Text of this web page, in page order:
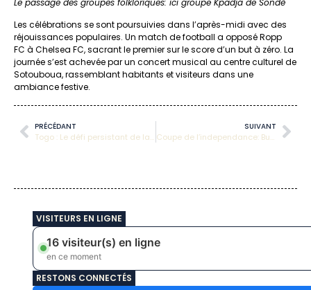
Le passage des groupes folkloriques: ici groupe Kpadja de Sondè
Les célébrations se sont poursuivies dans l’après-midi avec des
réjouissances populaires. Un match de football a opposé Ropp
FC à Chelsea FC, sacrant le premier sur le score d’un but à zéro. La
journée s’est achevée par un concert musical au centre culturel de
Sotouboua, rassemblant habitants et visiteurs dans une
ambiance festive.
PRÉCÉDANT
Togo : Le défi persistant de la transhumance malgré les interdictions officielles
SUIVANT
Coupe de l’independance: But héroïque à la 92ᵉ, Ropp FC offre un sacre dramatique à Sotouboua !
VISITEURS EN LIGNE
16 visiteur(s) en ligne
en ce moment
RESTONS CONNECTÉS